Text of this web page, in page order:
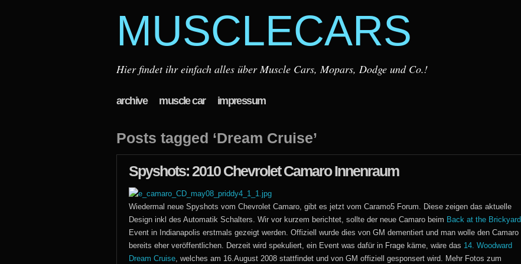
MUSCLECARS
Hier findet ihr einfach alles über Muscle Cars, Mopars, Dodge und Co.!
archive muscle car impressum
Posts tagged ‘Dream Cruise’
Spyshots: 2010 Chevrolet Camaro Innenraum
Wiedermal neue Spyshots vom Chevrolet Camaro, gibt es jetzt vom Caramo5 Forum. Diese zeigen das aktuelle
Design inkl des Automatik Schalters. Wir vor kurzem berichtet, sollte der neue Camaro beim Back at the Brickyard
Event in Indianapolis erstmals gezeigt werden. Offiziell wurde dies von GM dementiert und man wolle den Camaro
bereits eher veröffentlichen. Derzeit wird spekuliert, ein Event was dafür in Frage käme, wäre das 14. Woodward
Dream Cruise, welches am 16.August 2008 stattfindet und von GM offiziell gesponsert wird. Mehr Fotos zum